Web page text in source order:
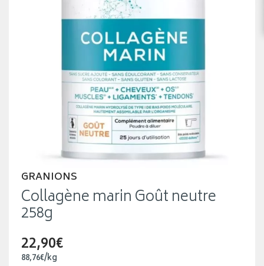
GRANIONS
Collagène marin Goût neutre
258g
22,90€
88,76€/kg